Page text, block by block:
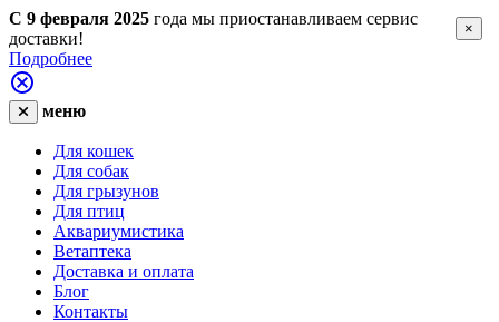
С 9 февраля 2025 года мы приостанавливаем сервис
доставки!
Подробнее
меню
Для кошек
Для собак
Для грызунов
Для птиц
Аквариумистика
Ветаптека
Доставка и оплата
Блог
Контакты
×